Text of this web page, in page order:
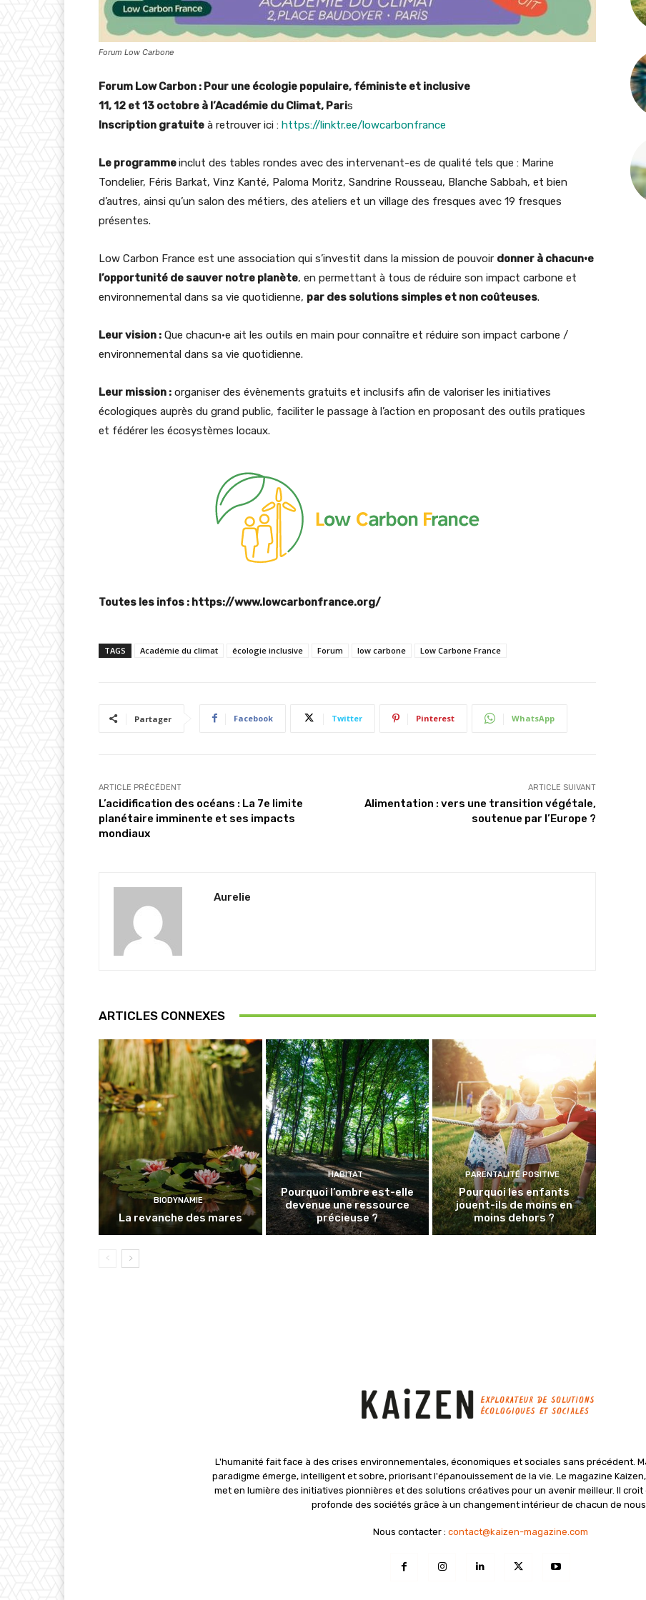
Forum Low Carbone
Forum Low Carbon : Pour une écologie populaire, féministe et inclusive
11, 12 et 13 octobre à l’Académie du Climat, Paris
Inscription gratuite à retrouver ici : https://linktr.ee/lowcarbonfrance
Le programmeinclut des tables rondes avec des intervenant-es de qualité tels que : Marine
Tondelier, Féris Barkat, Vinz Kanté, Paloma Moritz, Sandrine Rousseau, Blanche Sabbah, et bien
d’autres, ainsi qu’un salon des métiers, des ateliers et un village des fresques avec 19 fresques
présentes.
Low Carbon France est une association qui s’investit dans la mission de pouvoir donner à chacun·e
l’opportunité de sauver notre planète, en permettant à tous de réduire son impact carbone et
environnemental dans sa vie quotidienne, par des solutions simples et non coûteuses.
Leur vision : Que chacun·e ait les outils en main pour connaître et réduire son impact carbone /
environnemental dans sa vie quotidienne.
Leur mission : organiser des évènements gratuits et inclusifs afin de valoriser les initiatives
écologiques auprès du grand public, faciliter le passage à l’action en proposant des outils pratiques
et fédérer les écosystèmes locaux.
Toutes les infos : https://www.lowcarbonfrance.org/
TAGS Académie du climat écologie inclusive Forum low carbone Low Carbone France
Partager Facebook Twitter Pinterest WhatsApp
ARTICLE PRÉCÉDENT
L’acidification des océans : La 7e limite
planétaire imminente et ses impacts
mondiaux
ARTICLE SUIVANT
Alimentation : vers une transition végétale,
soutenue par l’Europe ?
Aurelie
ARTICLES CONNEXES
BIODYNAMIE
La revanche des mares
HABITAT
Pourquoi l’ombre est-elle
devenue une ressource
précieuse ?
PARENTALITÉ POSITIVE
Pourquoi les enfants
jouent-ils de moins en
moins dehors ?
L'humanité fait face à des crises environnementales, économiques et sociales sans précédent.
paradigme émerge, intelligent et sobre, priorisant l'épanouissement de la vie. Le magazine
met en lumière des initiatives pionnières et des solutions créatives pour un avenir meilleur. Il
profonde des sociétés grâce à un changement intérieur de chacun de
Nous contacter : contact@kaizen-magazine.com